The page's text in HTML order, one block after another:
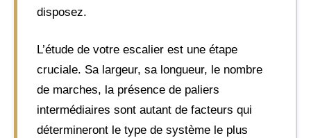
disposez.
L’étude de votre escalier est une étape
cruciale. Sa largeur, sa longueur, le nombre
de marches, la présence de paliers
intermédiaires sont autant de facteurs qui
détermineront le type de système le plus